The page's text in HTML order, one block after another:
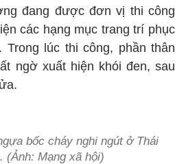
đang được đơn vị thi công
các hạng mục trang trí phục
Trong lúc thi công, phần thân
ngờ xuất hiện khói đen, sau
bốc cháy nghi ngút ở Thái
(Ảnh: Mạng xã hội)